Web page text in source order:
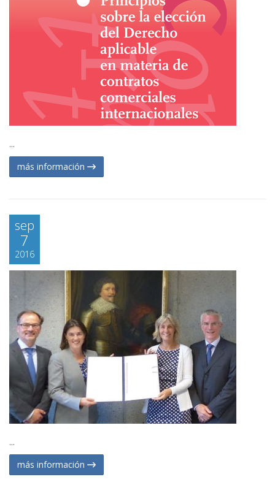
...
más información
sep
7
2016
...
más información